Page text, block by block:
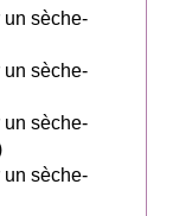
un sèche-
un sèche-
un sèche-
un sèche-